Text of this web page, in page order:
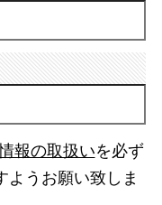
報の取扱いを必ず
ようお願い致しま